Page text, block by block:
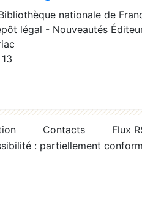
nationale de
légal - Nouveautés
Contacts
Flux
: partiellement